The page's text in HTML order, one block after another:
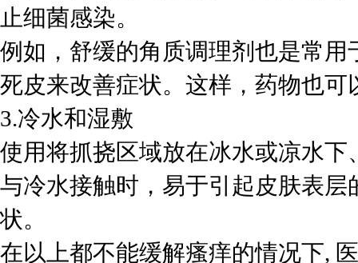
止细菌感染。
例如，舒缓的角质调理剂也是常
死皮来改善症状。这样，药物也可
3.冷水和湿敷
使用将抓挠区域放在冰水或凉水
与冷水接触时，易于引起皮肤表
状。
在以上都不能缓解瘙痒的情况下,